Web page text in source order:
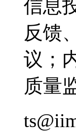
信息
反馈
议；
质量